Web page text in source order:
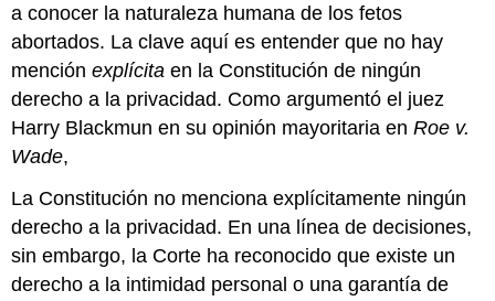
a conocer la naturaleza humana de los fetos
abortados. La clave aquí es entender que no hay
menciónexplícita en la Constitución de ningún
derecho a la privacidad. Como argumentó el juez
Harry Blackmun en su opinión mayoritaria enRoe v.
Wade,
La Constitución no menciona explícitamente ningún
derecho a la privacidad. En una línea de decisiones,
sin embargo, la Corte ha reconocido que existe un
derecho a la intimidad personal o una garantía de